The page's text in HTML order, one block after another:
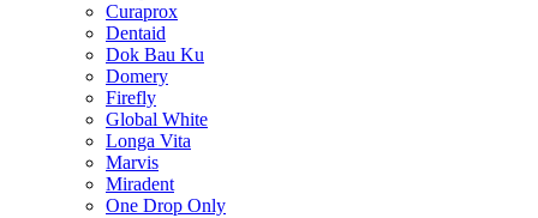
Curaprox
Dentaid
Dok Bau Ku
Domery
Firefly
Global White
Longa Vita
Marvis
Miradent
One Drop Only